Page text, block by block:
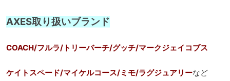
AXES取り扱いブランド
COACH/フルラ/トリーバーチ/グッチ/マークジェイコブス
ケイトスペード/マイケルコース/ミモ/ラグジュアリーなど